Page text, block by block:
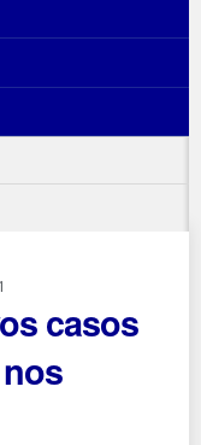
casos